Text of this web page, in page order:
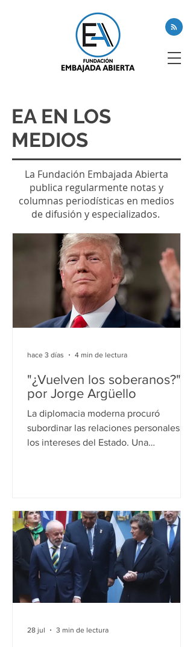
EA EN LOS
MEDIOS
La Fundación Embajada Abierta
publica regularmente notas y
columnas periodísticas en medios
de difusión y especializados.
"¿Vuelven los soberanos?",
por Jorge Argüello
La diplomacia moderna procuró
subordinar las relaciones personales a
los intereses del Estado. Una
la OTAN reabrió el debate sobre cuánto
influyen las relaciones personales de
los jefes de Estado en la política
internacional. La frase pasó casi
inadvertida. Durante la última cumbre
de la OTAN, Donald Trump explicó que,
si la reunió
hace 3 días 4 min de lectura
28 jul 3 min de lectura